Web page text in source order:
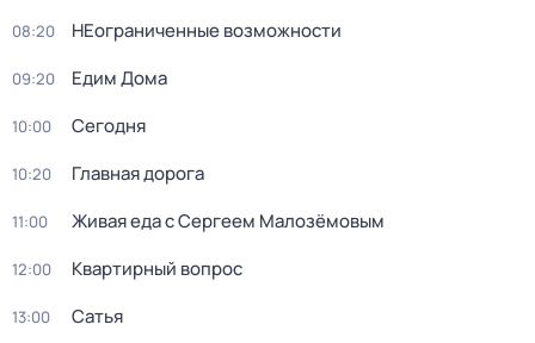
08:20 НЕограниченные возможности
09:20 Едим Дома
10:00 Сегодня
10:20 Главная дорога
11:00 Живая еда с Сергеем Малозёмовым
12:00 Квартирный вопрос
13:00 Сатья